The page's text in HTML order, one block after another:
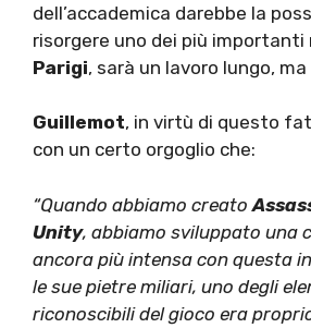
dell’accademica darebbe la
risorgere uno dei più importanti
Parigi, sarà un lavoro lungo,
Guillemot, in virtù di questo
con un certo orgoglio che:
“Quando abbiamo creato
Unity, abbiamo sviluppato una
ancora più intensa con questa
le sue pietre miliari, uno degli
riconoscibili del gioco era